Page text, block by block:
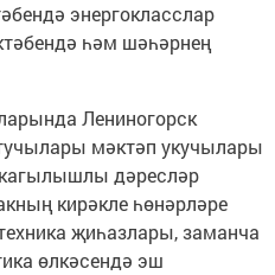
энергокласслар
һәм шәһәрнең
Лениногорск
мәктәп укучылары
кагылышлы дәресләр
кирәкле һөнәрләре
җиһазлары, заманча
өлкәсендә эш